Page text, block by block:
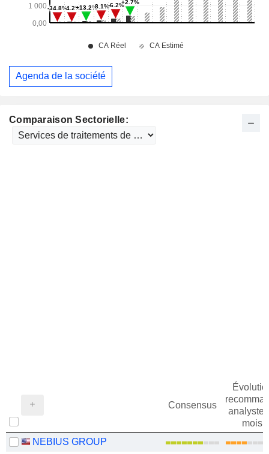
Comparaison Sectorielle:
Consensus
mois
NEBIUS GROUP
Agenda de la société